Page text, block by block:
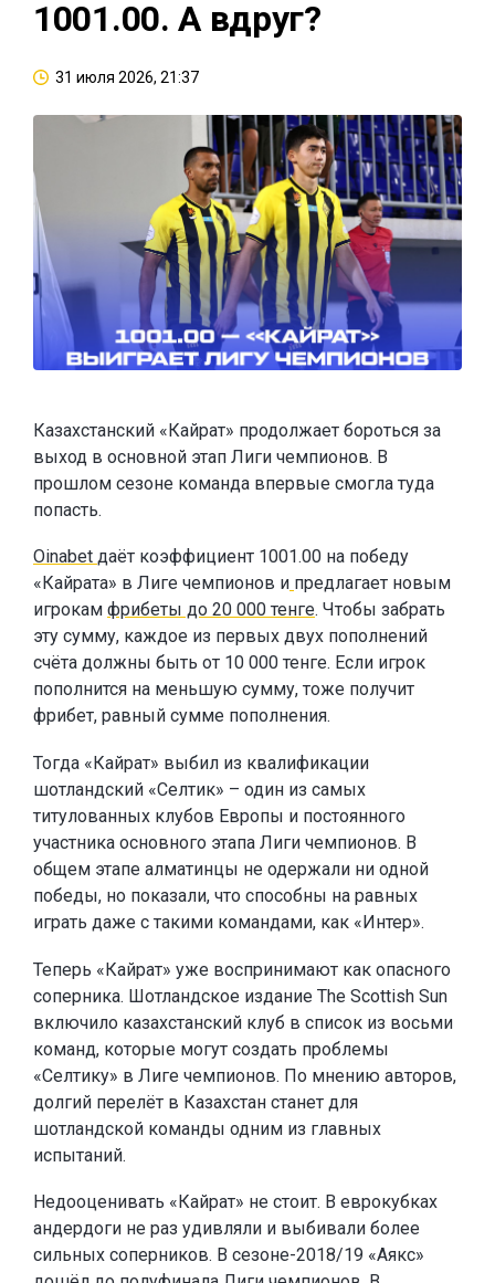
1001.00. А вдруг?
31 июля 2026, 21:37
Казахстанский «Кайрат» продолжает бороться за
выход в основной этап Лиги чемпионов. В
прошлом сезоне команда впервые смогла туда
попасть.
Oinabet даёт коэффициент 1001.00 на победу
«Кайрата» в Лиге чемпионов и предлагает новым
игрокам фрибеты до 20 000 тенге. Чтобы забрать
эту сумму, каждое из первых двух пополнений
счёта должны быть от 10 000 тенге. Если игрок
пополнится на меньшую сумму, тоже получит
фрибет, равный сумме пополнения.
Тогда «Кайрат» выбил из квалификации
шотландский «Селтик» – один из самых
титулованных клубов Европы и постоянного
участника основного этапа Лиги чемпионов. В
общем этапе алматинцы не одержали ни одной
победы, но показали, что способны на равных
играть даже с такими командами, как «Интер».
Теперь «Кайрат» уже воспринимают как опасного
соперника. Шотландское издание The Scottish Sun
включило казахстанский клуб в список из восьми
команд, которые могут создать проблемы
«Селтику» в Лиге чемпионов. По мнению авторов,
долгий перелёт в Казахстан станет для
шотландской команды одним из главных
испытаний.
Недооценивать «Кайрат» не стоит. В еврокубках
андердоги не раз удивляли и выбивали более
сильных соперников. В сезоне-2018/19 «Аякс»